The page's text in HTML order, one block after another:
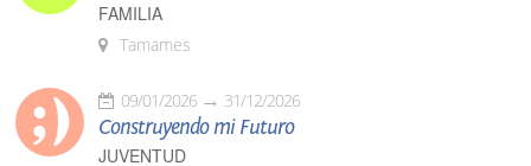
FAMILIA
Tamames
09/01/2026 31/12/2026
Construyendo mi Futuro
JUVENTUD